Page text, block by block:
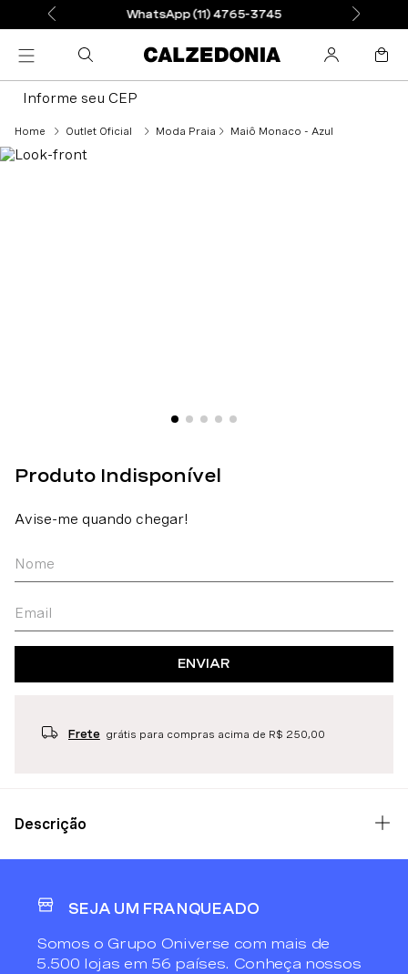
WhatsApp (11) 4765-3745
Informe seu CEP
Outlet Oficial Moda Praia Maiô Monaco - Azul
ENVIAR
Frete grátis para compras acima de R$ 250,00
Descrição
SEJA UM FRANQUEADO
Somos o Grupo Oniverse com mais de
5.500 lojas em 56 países. Conheça nossos